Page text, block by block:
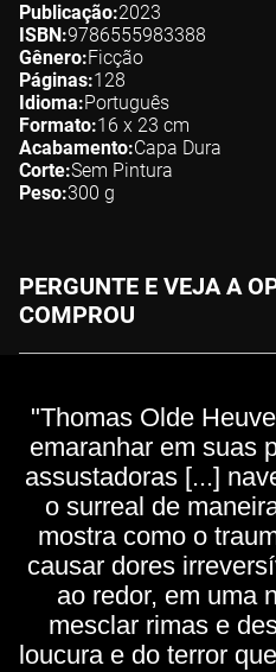
Publicação 2023
ISBN 9786555983388
Gênero Ficção
Páginas 128
Idioma Português
Formato 16 x 23 cm
Acabamento Capa Dura
Corte Sem Pintura
Peso 300 g
PERGUNTE E VEJA A
COMPROU
"Thomas Olde
emaranhar em suas
assustadoras [...]
o surreal de
mostra como o
causar dores
ao redor, em uma
mesclar rimas e
loucura e do terror